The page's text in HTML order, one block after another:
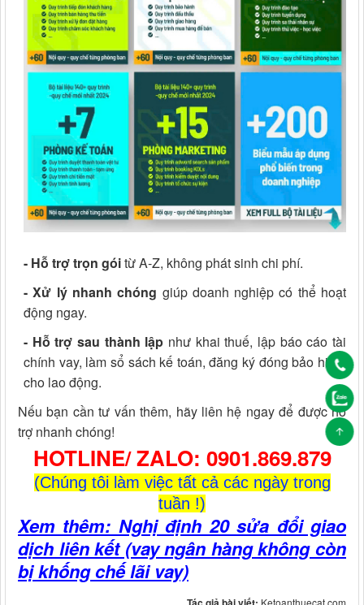
- Hỗ trợ trọn góitừ A-Z, không phát sinh chi phí.
- Xử lý nhanh chóng giúp doanh nghiệp có thể hoạt
động ngay.
- Hỗ trợ sau thành lập như khai thuế, lập báo cáo tài
chính vay, làm sổ sách kế toán, đăng ký đóng bảo hiểm
cho lao động.
Nếu bạn cần tư vấn thêm, hãy liên hệ ngay để được hỗ
trợ nhanh chóng!
HOTLINE/ ZALO: 0901.869.879
(Chúng tôi làm việc tất cả các ngày trong
tuần !)
Xem thêm: Nghị định 20 sửa đổi giao
dịch liên kết (vay ngân hàng không còn
bị khống chế lãi vay)
Ketoanthuecat.com